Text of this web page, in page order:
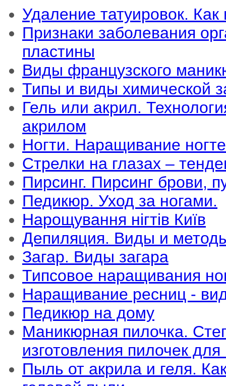
Удаление татуировок. Как
Признаки заболевания
пластины
Виды французского
Типы и виды химической
Гель или акрил.
акрилом
Ногти. Наращивание
Стрелки на глазах –
Пирсинг. Пирсинг брови,
Педикюр. Уход за ногами.
Нарощування нігтів Київ
Депиляция. Виды и
Загар. Виды загара
Типсовое наращивания
Наращивание ресниц -
Педикюр на дому
Маникюрная пилочка.
изготовления пилочек для
Пыль от акрила и геля.